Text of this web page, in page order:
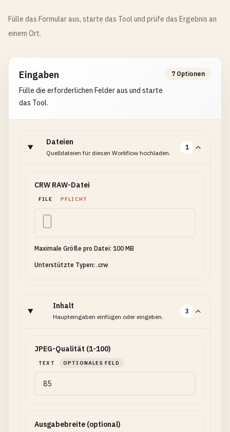
Fülle das Formular aus, starte das Tool und prüfe das Ergebnis an
einem Ort.
Eingaben
Fülle die erforderlichen Felder aus und starte
das Tool.
7 Optionen
Dateien
Quelldateien für diesen Workflow hochladen.
1
CRW RAW-Datei
FILE PFLICHT
Maximale Größe pro Datei: 100 MB
Unterstützte Typen: .crw
Inhalt
Haupteingaben einfügen oder eingeben.
3
JPEG-Qualität (1-100)
TEXT OPTIONALES FELD
Ausgabebreite (optional)